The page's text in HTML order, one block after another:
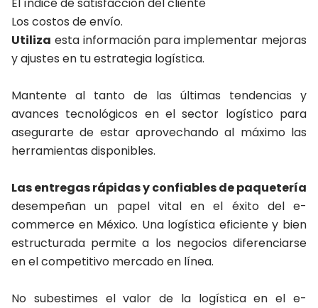
Los costos de envío.
Utiliza esta información para implementar mejoras
y ajustes en tu estrategia logística.
Mantente al tanto de las últimas tendencias y
avances tecnológicos en el sector logístico para
asegurarte de estar aprovechando al máximo las
herramientas disponibles.
Las entregas rápidas y confiables de paquetería
desempeñan un papel vital en el éxito del e-
commerce en México. Una logística eficiente y bien
estructurada permite a los negocios diferenciarse
en el competitivo mercado en línea.
No subestimes el valor de la logística en el e-